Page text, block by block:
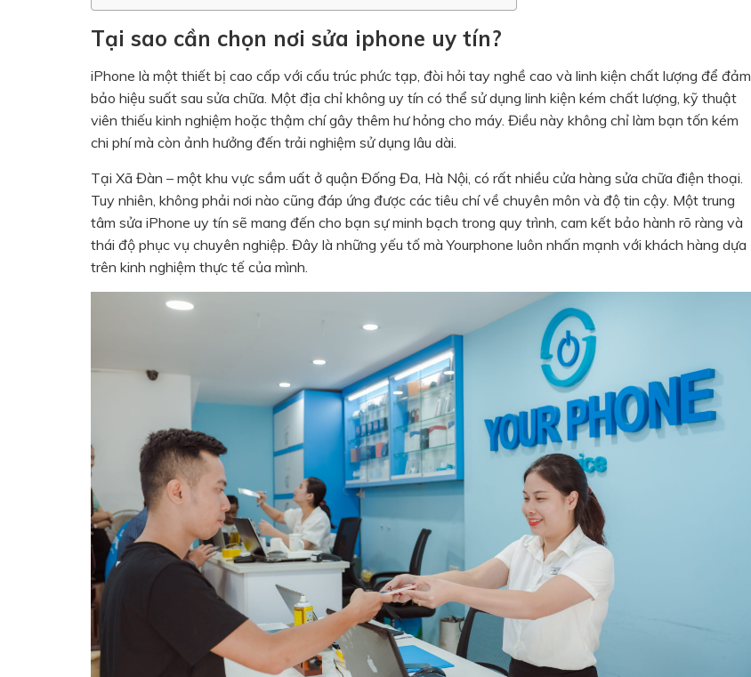
Tại sao cần chọn nơi sửa iphone uy tín?
iPhone là một thiết bị cao cấp với cấu trúc phức tạp, đòi hỏi tay nghề cao và linh kiện chất lượng để đảm
bảo hiệu suất sau sửa chữa. Một địa chỉ không uy tín có thể sử dụng linh kiện kém chất lượng, kỹ thuật
viên thiếu kinh nghiệm hoặc thậm chí gây thêm hư hỏng cho máy. Điều này không chỉ làm bạn tốn kém
chi phí mà còn ảnh hưởng đến trải nghiệm sử dụng lâu dài.
Tại Xã Đàn – một khu vực sầm uất ở quận Đống Đa, Hà Nội, có rất nhiều cửa hàng sửa chữa điện thoại.
Tuy nhiên, không phải nơi nào cũng đáp ứng được các tiêu chí về chuyên môn và độ tin cậy. Một trung
tâm sửa iPhone uy tín sẽ mang đến cho bạn sự minh bạch trong quy trình, cam kết bảo hành rõ ràng và
thái độ phục vụ chuyên nghiệp. Đây là những yếu tố mà Yourphone luôn nhấn mạnh với khách hàng dựa
trên kinh nghiệm thực tế của mình.